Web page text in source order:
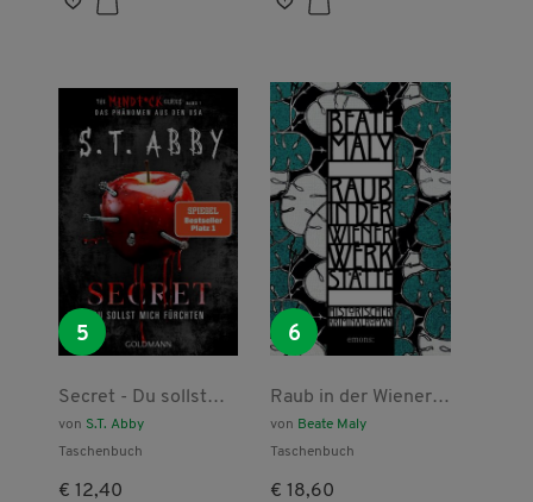
5
Secret - Du sollst
mich fürchten
von S.T. Abby
Taschenbuch
€ 12,40
6
Raub in der Wiener
Werkstätte
von Beate Maly
Taschenbuch
€ 18,60